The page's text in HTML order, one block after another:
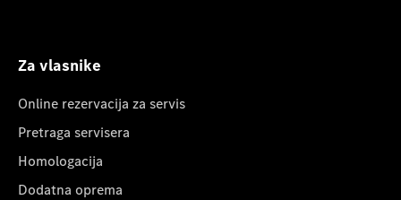
Za vlasnike
Online rezervacija za servis
Pretraga servisera
Homologacija
Dodatna oprema